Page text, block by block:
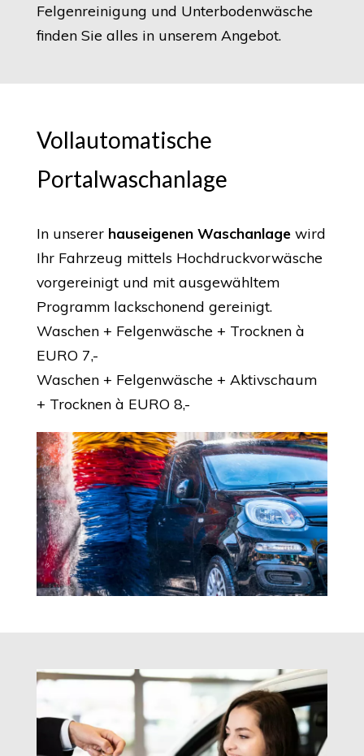
Felgenreinigung und Unterbodenwäsche
finden Sie alles in unserem Angebot.
Vollautomatische
Portalwaschanlage
In unserer hauseigenen Waschanlage wird
Ihr Fahrzeug mittels Hochdruckvorwäsche
vorgereinigt und mit ausgewähltem
Programm lackschonend gereinigt.
Waschen + Felgenwäsche + Trocknen à
EURO 7,-
Waschen + Felgenwäsche + Aktivschaum
+ Trocknen à EURO 8,-